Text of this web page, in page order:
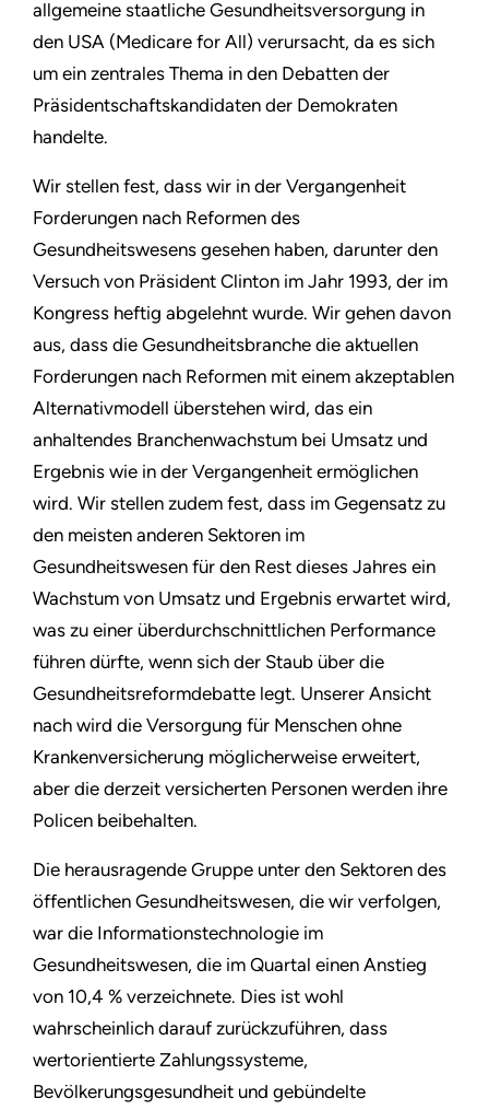
allgemeine staatliche Gesundheitsversorgung in
den USA (Medicare for All) verursacht, da es sich
um ein zentrales Thema in den Debatten der
Präsidentschaftskandidaten der Demokraten
handelte.
Wir stellen fest, dass wir in der Vergangenheit
Forderungen nach Reformen des
Gesundheitswesens gesehen haben, darunter den
Versuch von Präsident Clinton im Jahr 1993, der im
Kongress heftig abgelehnt wurde. Wir gehen davon
aus, dass die Gesundheitsbranche die aktuellen
Forderungen nach Reformen mit einem akzeptablen
Alternativmodell überstehen wird, das ein
anhaltendes Branchenwachstum bei Umsatz und
Ergebnis wie in der Vergangenheit ermöglichen
wird. Wir stellen zudem fest, dass im Gegensatz zu
den meisten anderen Sektoren im
Gesundheitswesen für den Rest dieses Jahres ein
Wachstum von Umsatz und Ergebnis erwartet wird,
was zu einer überdurchschnittlichen Performance
führen dürfte, wenn sich der Staub über die
Gesundheitsreformdebatte legt. Unserer Ansicht
nach wird die Versorgung für Menschen ohne
Krankenversicherung möglicherweise erweitert,
aber die derzeit versicherten Personen werden ihre
Policen beibehalten.
Die herausragende Gruppe unter den Sektoren des
öffentlichen Gesundheitswesen, die wir verfolgen,
war die Informationstechnologie im
Gesundheitswesen, die im Quartal einen Anstieg
von 10,4 % verzeichnete. Dies ist wohl
wahrscheinlich darauf zurückzuführen, dass
wertorientierte Zahlungssysteme,
Bevölkerungsgesundheit und gebündelte